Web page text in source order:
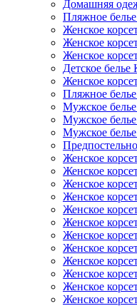
Домашняя
Пляжное
Женское
Женское
Женское
Детское
Женское
Пляжное
Мужское
Мужское
Мужское
Женское
Женское
Женское
Женское
Женское
Женское
Женское
Женское
Женское
Женское
Женское
Женское